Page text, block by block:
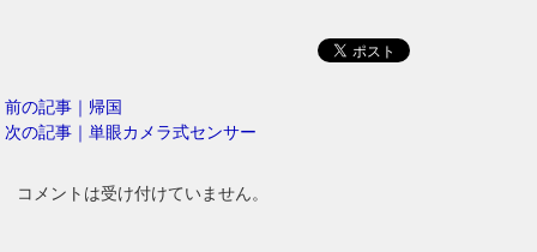
前の記事｜帰国
次の記事｜単眼カメラ式センサー
コメントは受け付けていません。